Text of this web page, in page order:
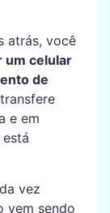
atrás, você
um celular
de
e em
vez
vem sendo